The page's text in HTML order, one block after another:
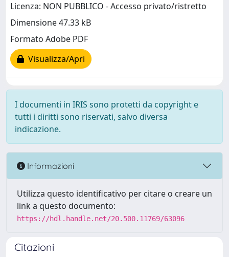
Licenza: NON PUBBLICO - Accesso privato/ristretto
Dimensione 47.33 kB
Formato Adobe PDF
Visualizza/Apri
I documenti in IRIS sono protetti da copyright e
tutti i diritti sono riservati, salvo diversa
indicazione.
Informazioni
Utilizza questo identificativo per citare o creare un
link a questo documento:
https://hdl.handle.net/20.500.11769/63096
Citazioni